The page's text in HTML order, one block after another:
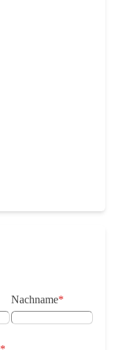
Nachname*